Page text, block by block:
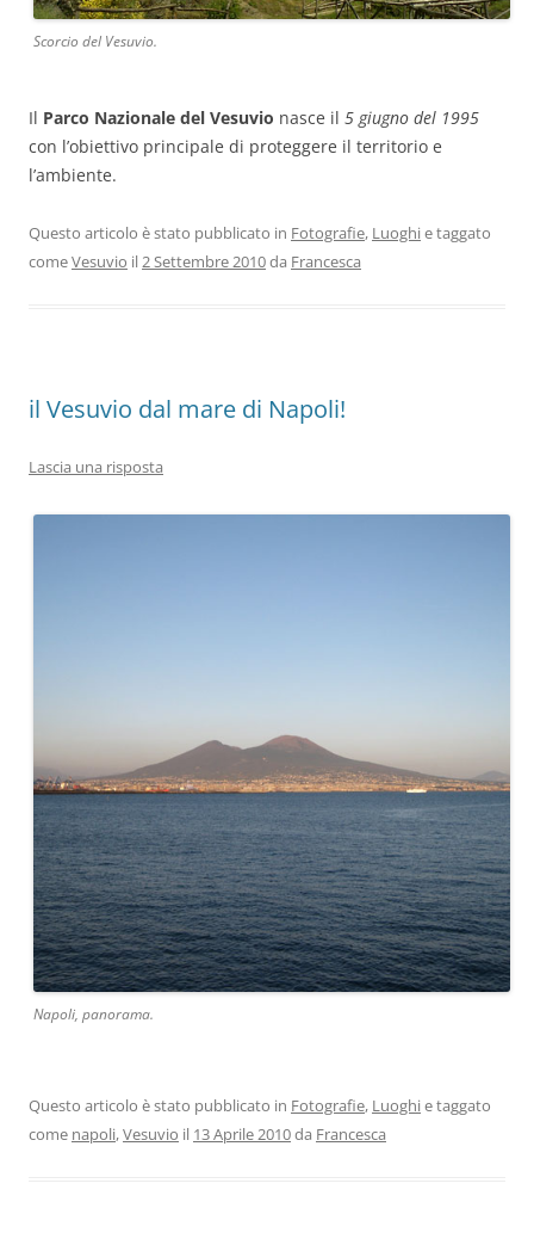
Scorcio del Vesuvio.
Il Parco Nazionale del Vesuvio nasce il 5 giugno del 1995
con l’obiettivo principale di proteggere il territorio e
l’ambiente.
Questo articolo è stato pubblicato in Fotografie, Luoghie taggato
comeVesuvio il 2 Settembre 2010da Francesca
il Vesuvio dal mare di Napoli!
Lascia una risposta
Napoli, panorama.
Questo articolo è stato pubblicato in Fotografie, Luoghie taggato
come napoli,Vesuvio il 13 Aprile 2010da Francesca